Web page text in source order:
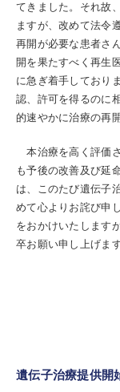
てきました。それ故
ますが、改めて法令
再開が必要な患者さ
開を果たすべく再生
に急ぎ着手しており
認、許可を得るのに
的速やかに治療の再
本治療を高く評価
も予後の改善及び延
は、このたび遺伝子
めて心よりお詫び申
をおかけいたします
卒お願い申し上げます
遺伝子治療提供開